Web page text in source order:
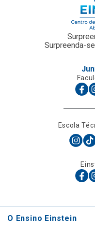
Surpreenda-
Escola
O Ensino Einstein